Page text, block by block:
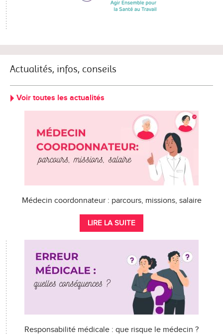
Actualités, infos, conseils
Voir toutes les actualités
Médecin coordonnateur : parcours, missions, salaire
LIRE LA SUITE
Responsabilité médicale : que risque le médecin ?